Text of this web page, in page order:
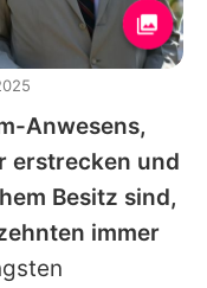
Anwesens,
erstrecken und
Besitz sind,
immer